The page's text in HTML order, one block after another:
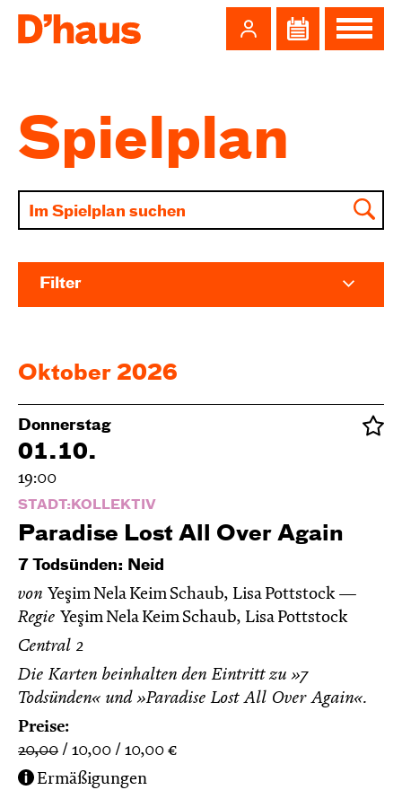
Spielplan
Filter
Oktober 2026
Donnerstag
01.10.
19:00
STADT:KOLLEKTIV
Paradise Lost All Over Again
7 Todsünden: Neid
von Yeşim Nela Keim Schaub, Lisa Pottstock
Regie Yeşim Nela Keim Schaub, Lisa Pottstock
Central 2
Die Karten beinhalten den Eintritt zu »7
Todsünden« und »Paradise Lost All Over Again«.
Preise:
20,00
10,00 10,00 €
Ermäßigungen